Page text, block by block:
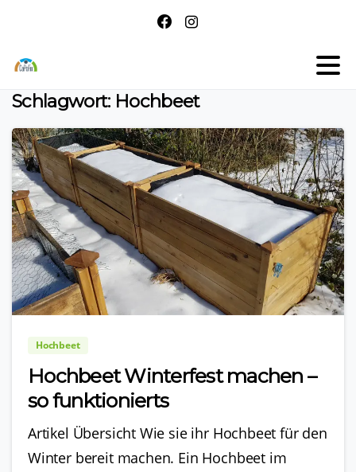
Schlagwort: Hochbeet
Hochbeet
Hochbeet Winterfest machen –
so funktionierts
Artikel Übersicht Wie sie ihr Hochbeet für den
Winter bereit machen. Ein Hochbeet im